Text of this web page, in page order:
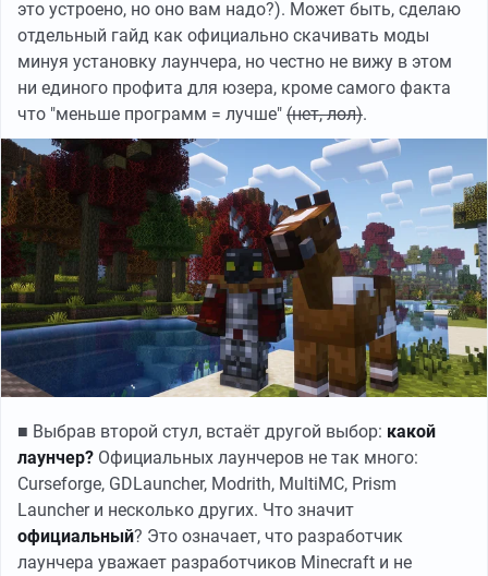
это устроено, но оно вам надо?). Может быть, сделаю
отдельный гайд как официально скачивать моды
минуя установку лаунчера, но честно не вижу в этом
ни единого профита для юзера, кроме самого факта
что "меньше программ = лучше" (нет, лол).
■ Выбрав второй стул, встаёт другой выбор: какой
лаунчер? Официальных лаунчеров не так много:
Curseforge, GDLauncher, Modrith, MultiMC, Prism
Launcher и несколько других. Что значит
официальный? Это означает, что разработчик
лаунчера уважает разработчиков Minecraft и не